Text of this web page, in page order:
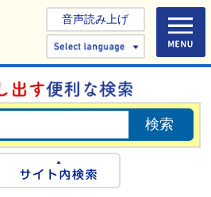
音声読み上げ
Select
Google検索